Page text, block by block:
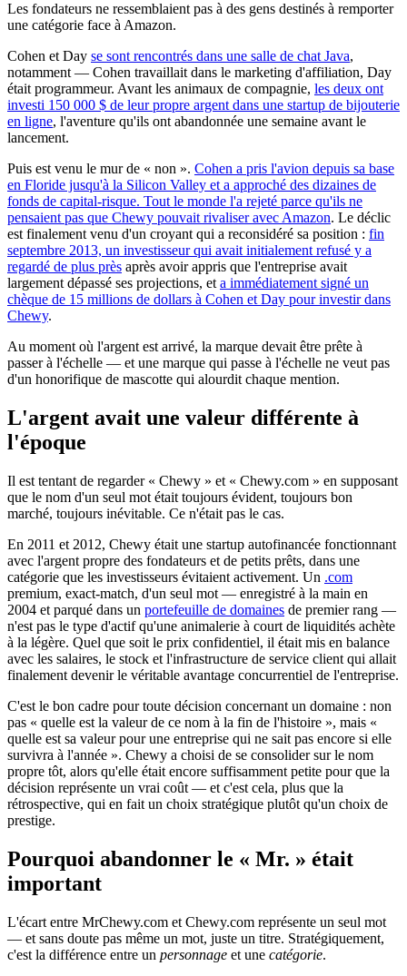
Les fondateurs ne ressemblaient pas à des gens destinés à remporter
une catégorie face à Amazon.
Cohen et Day se sont rencontrés dans une salle de chat Java,
notamment — Cohen travaillait dans le marketing d'affiliation, Day
était programmeur. Avant les animaux de compagnie, les deux ont
investi 150 000 $ de leur propre argent dans une startup de bijouterie
en ligne, l'aventure qu'ils ont abandonnée une semaine avant le
lancement.
Puis est venu le mur de « non ». Cohen a pris l'avion depuis sa base
en Floride jusqu'à la Silicon Valley et a approché des dizaines de
fonds de capital-risque. Tout le monde l'a rejeté parce qu'ils ne
pensaient pas que Chewy pouvait rivaliser avec Amazon. Le déclic
est finalement venu d'un croyant qui a reconsidéré sa position : fin
septembre 2013, un investisseur qui avait initialement refusé y a
regardé de plus près après avoir appris que l'entreprise avait
largement dépassé ses projections, et a immédiatement signé un
chèque de 15 millions de dollars à Cohen et Day pour investir dans
Chewy.
Au moment où l'argent est arrivé, la marque devait être prête à
passer à l'échelle — et une marque qui passe à l'échelle ne veut pas
d'un honorifique de mascotte qui alourdit chaque mention.
L'argent avait une valeur différente à
l'époque
Il est tentant de regarder « Chewy » et « Chewy.com » en supposant
que le nom d'un seul mot était toujours évident, toujours bon
marché, toujours inévitable. Ce n'était pas le cas.
En 2011 et 2012, Chewy était une startup autofinancée fonctionnant
avec l'argent propre des fondateurs et de petits prêts, dans une
catégorie que les investisseurs évitaient activement. Un .com
premium, exact-match, d'un seul mot — enregistré à la main en
2004 et parqué dans un portefeuille de domaines de premier rang —
n'est pas le type d'actif qu'une animalerie à court de liquidités achète
à la légère. Quel que soit le prix confidentiel, il était mis en balance
avec les salaires, le stock et l'infrastructure de service client qui allait
finalement devenir le véritable avantage concurrentiel de l'entreprise.
C'est le bon cadre pour toute décision concernant un domaine : non
pas « quelle est la valeur de ce nom à la fin de l'histoire », mais «
quelle est sa valeur pour une entreprise qui ne sait pas encore si elle
survivra à l'année ». Chewy a choisi de se consolider sur le nom
propre tôt, alors qu'elle était encore suffisamment petite pour que la
décision représente un vrai coût — et c'est cela, plus que la
rétrospective, qui en fait un choix stratégique plutôt qu'un choix de
prestige.
Pourquoi abandonner le « Mr. » était
important
L'écart entre MrChewy.com et Chewy.com représente un seul mot
— et sans doute pas même un mot, juste un titre. Stratégiquement,
c'est la différence entre un personnage et une catégorie.